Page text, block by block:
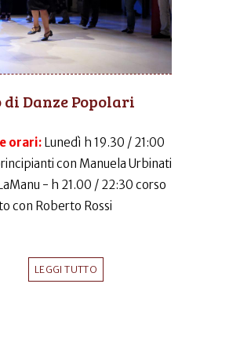
di Danze Popolari
orari: Lunedì h 19.30 / 21:00
con Manuela Urbinati
- h 21.00 / 22:30 corso
con Roberto Rossi
LEGGI TUTTO